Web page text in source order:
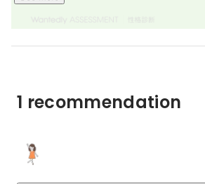
・その他の自社プロダクト一覧
ビリティ、金融などの各業界の大手ナ
トと共に、一般消費者向けアプリケー
https://www.fenrir-inc.com/jp/works/
1 recommendation